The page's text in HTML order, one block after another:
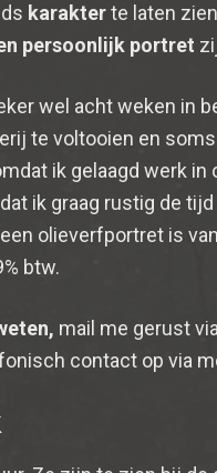
karakterte laten
persoonlijk portret
wel acht weken in
te voltooien en
ik gelaagd werk in
ik graag rustig de
olieverfportret is
btw.
mail me gerust via
contact op via